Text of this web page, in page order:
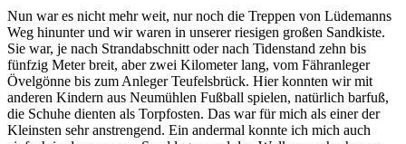
Nun war es nicht mehr weit, nur noch die Treppen von Lüdemanns
Weg hinunter und wir waren in unserer riesigen großen Sandkiste.
Sie war, je nach Strandabschnitt oder nach Tidenstand zehn bis
fünfzig Meter breit, aber zwei Kilometer lang, vom Fähranleger
Övelgönne bis zum Anleger Teufelsbrück. Hier konnten wir mit
anderen Kindern aus Neumühlen Fußball spielen, natürlich barfuß,
die Schuhe dienten als Torpfosten. Das war für mich als einer der
Kleinsten sehr anstrengend. Ein andermal konnte ich mich auch